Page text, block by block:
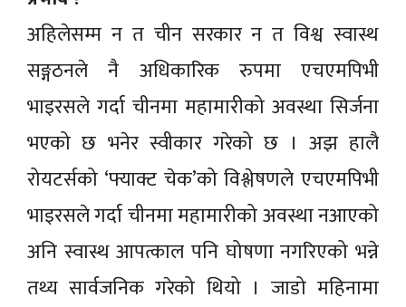
अहिलेसम्म न त चीन सरकार न त विश्व स्वास्थ
सङ्गठनले नै अधिकारिक रुपमा एचएमपिभी
भाइरसले गर्दा चीनमा महामारीको अवस्था सिर्जना
भएको छ भनेर स्वीकार गरेको छ । अझ हालै
रोयटर्सको ‘फ्याक्ट चेक’को विश्लेषणले एचएमपिभी
भाइरसले गर्दा चीनमा महामारीको अवस्था नआएको
अनि स्वास्थ आपत्काल पनि घोषणा नगरिएको भन्ने
तथ्य सार्वजनिक गरेको थियो । जाडो महिनामा